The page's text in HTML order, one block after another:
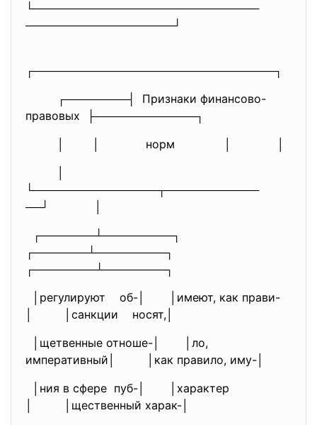
└─────────────────────────────
───────────────────┘
┌───────────────────────────────┐
┌────────┤ Признаки финансово-
правовых ├─────────────┐
│ │ норм │ │
└────────────────┬────────────
──┘ │
┌───────┴─────────┐
┌───────┴─────────┐
┌────────┴────────┐
│регулируют об-│ │имеют, как прави-
│ │санкции носят,│
│щетвенные отноше-│ │ло,
императивный│ │как правило, иму-│
│ния в сфере пуб-│ │характер
│ │щественный харак-│